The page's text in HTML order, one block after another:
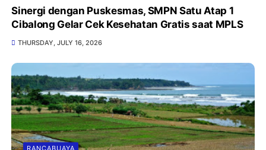
Sinergi dengan Puskesmas, SMPN Satu Atap 1
Cibalong Gelar Cek Kesehatan Gratis saat MPLS
THURSDAY, JULY 16, 2026